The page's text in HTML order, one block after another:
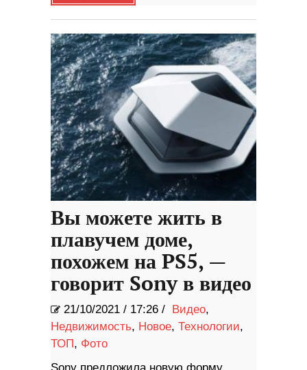
Вы можете жить в
плавучем доме,
похожем на PS5, —
говорит Sony в видео
21/10/2021 / 17:26 / Видео,
Недвижимость, Новое, Технологии,
ТОП, Фото
Sony предложила новую форму